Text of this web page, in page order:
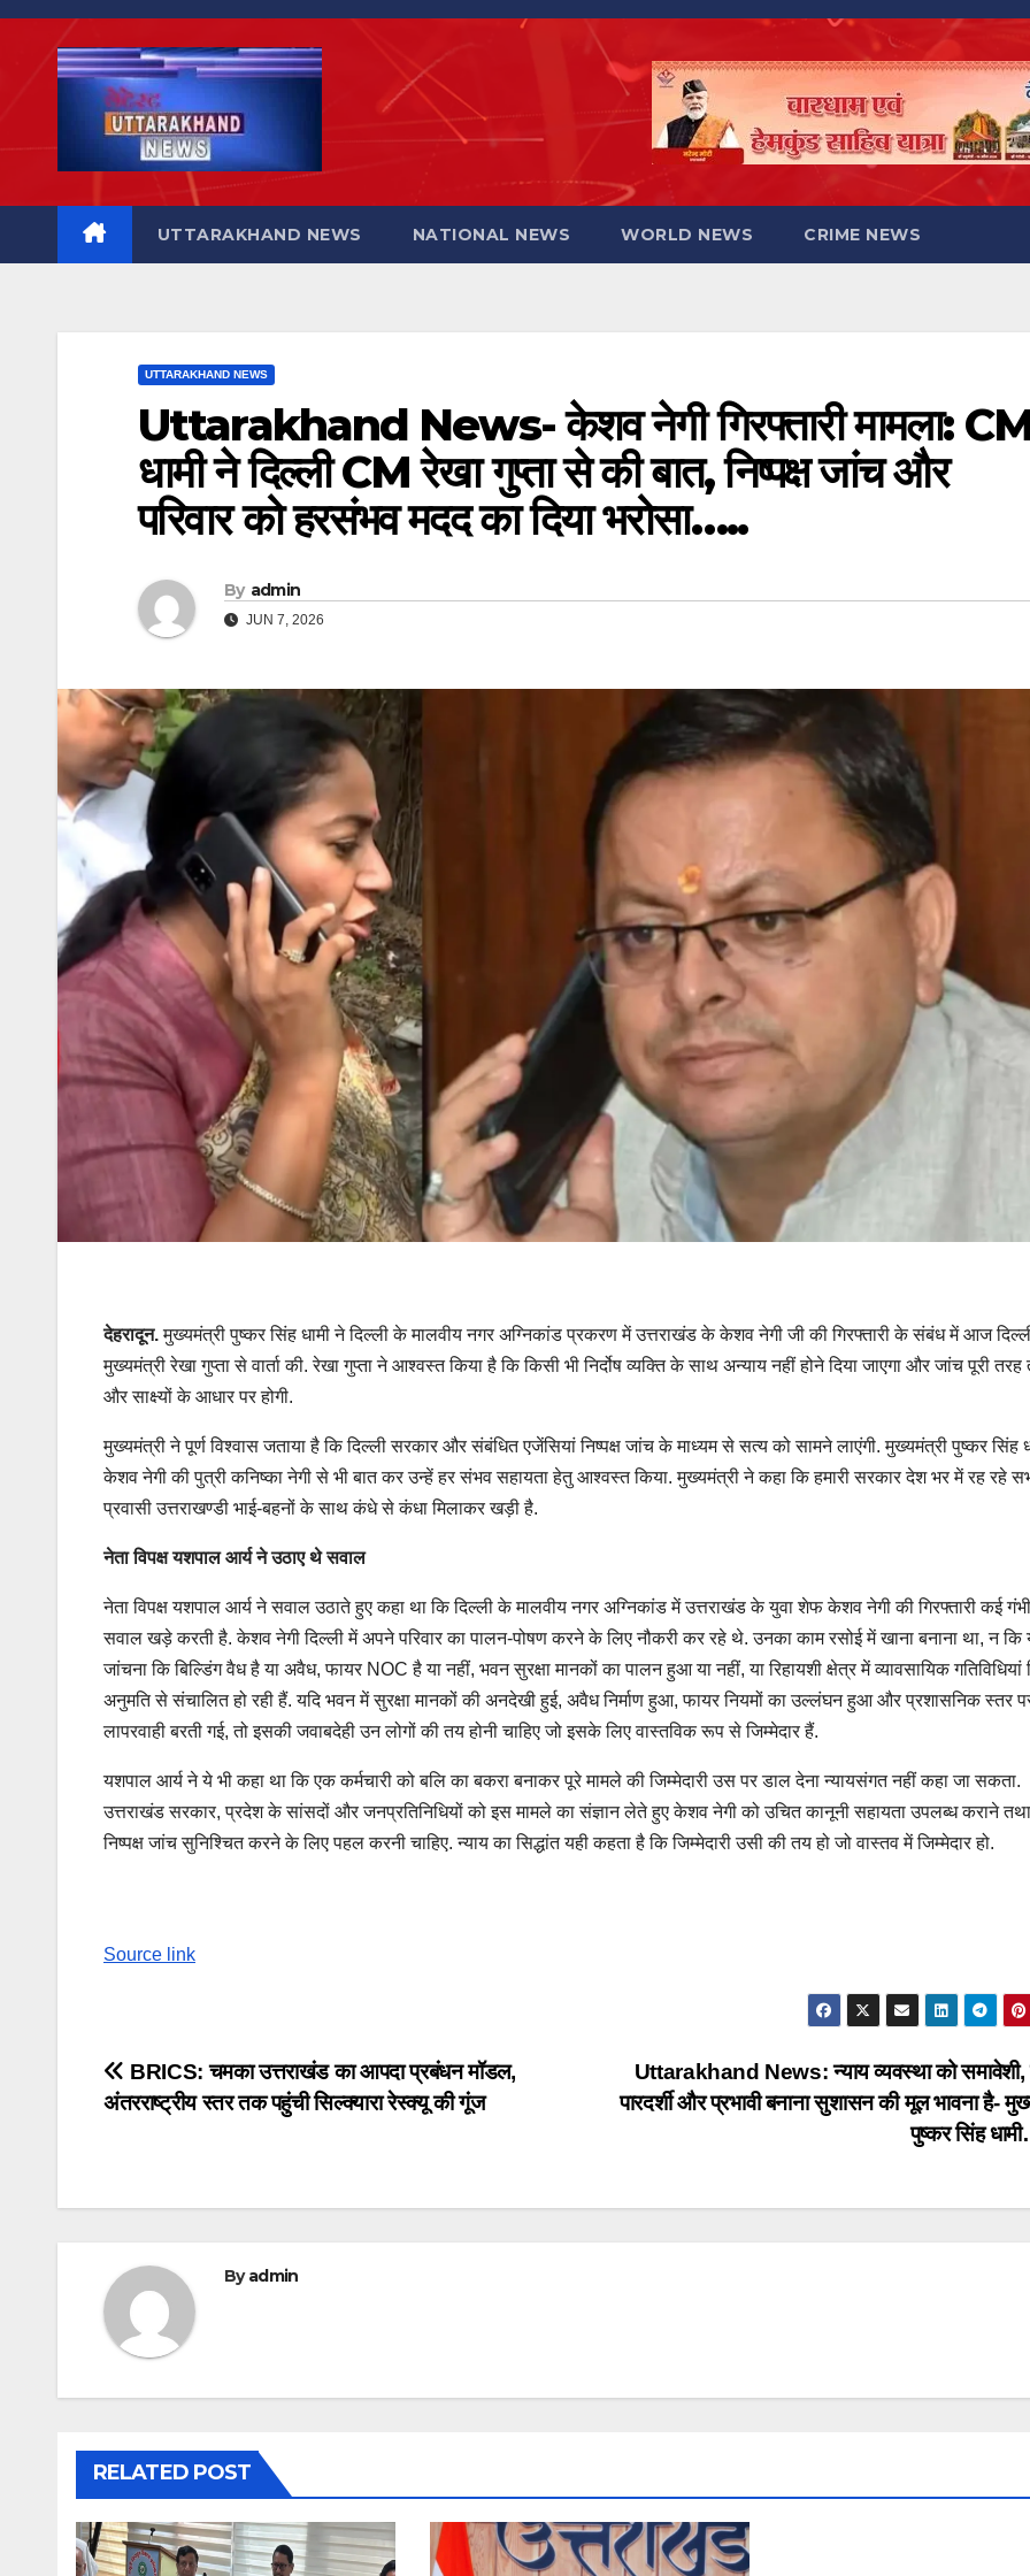
Skip
content
UTTARAKHAND NEWS NATIONAL NEWS WORLD NEWS CRIME NEWS
UTTARAKHAND NEWS
Uttarakhand News- केशव नेगी गिरफ्तारी मामला:
धामी ने दिल्ली CM रेखा गुप्ता से की बात, निष्पक्ष जांच और
परिवार को हरसंभव मदद का दिया भरोसा…..
By admin
JUN 7, 2026
देहरादून.मुख्यमंत्री पुष्कर सिंह धामी ने दिल्ली के मालवीय नगर अग्निकांड प्रकरण में उत्तराखंड के केशव नेगी जी की गिरफ्तारी के संबंध में आज
मुख्यमंत्री रेखा गुप्ता से वार्ता की. रेखा गुप्ता ने आश्वस्त किया है कि किसी भी निर्दोष व्यक्ति के साथ अन्याय नहीं होने दिया जाएगा और जांच पूरी तरह
और साक्ष्यों के आधार पर होगी.
मुख्यमंत्री ने पूर्ण विश्वास जताया है कि दिल्ली सरकार और संबंधित एजेंसियां निष्पक्ष जांच के माध्यम से सत्य को सामने लाएंगी. मुख्यमंत्री पुष्कर सिंह
केशव नेगी की पुत्री कनिष्का नेगी से भी बात कर उन्हें हर संभव सहायता हेतु आश्वस्त किया. मुख्यमंत्री ने कहा कि हमारी सरकार देश भर में रह रहे
प्रवासी उत्तराखण्डी भाई-बहनों के साथ कंधे से कंधा मिलाकर खड़ी है.
नेता विपक्ष यशपाल आर्य ने उठाए थे सवाल
नेता विपक्ष यशपाल आर्य ने सवाल उठाते हुए कहा था कि दिल्ली के मालवीय नगर अग्निकांड में उत्तराखंड के युवा शेफ केशव नेगी की गिरफ्तारी कई
सवाल खड़े करती है. केशव नेगी दिल्ली में अपने परिवार का पालन-पोषण करने के लिए नौकरी कर रहे थे. उनका काम रसोई में खाना बनाना था, न कि
जांचना कि बिल्डिंग वैध है या अवैध, फायर NOC है या नहीं, भवन सुरक्षा मानकों का पालन हुआ या नहीं, या रिहायशी क्षेत्र में व्यावसायिक
अनुमति से संचालित हो रही हैं. यदि भवन में सुरक्षा मानकों की अनदेखी हुई, अवैध निर्माण हुआ, फायर नियमों का उल्लंघन हुआ और प्रशासनिक स्तर
लापरवाही बरती गई, तो इसकी जवाबदेही उन लोगों की तय होनी चाहिए जो इसके लिए वास्तविक रूप से जिम्मेदार हैं.
यशपाल आर्य ने ये भी कहा था कि एक कर्मचारी को बलि का बकरा बनाकर पूरे मामले की जिम्मेदारी उस पर डाल देना न्यायसंगत नहीं कहा जा सकता.
उत्तराखंड सरकार, प्रदेश के सांसदों और जनप्रतिनिधियों को इस मामले का संज्ञान लेते हुए केशव नेगी को उचित कानूनी सहायता उपलब्ध कराने तथा
निष्पक्ष जांच सुनिश्चित करने के लिए पहल करनी चाहिए. न्याय का सिद्धांत यही कहता है कि जिम्मेदारी उसी की तय हो जो वास्तव में जिम्मेदार हो.
Source link
Post
navigation
Uttarakhand News: न्याय व्यवस्था को
पारदर्शी और प्रभावी बनाना सुशासन की मूल भावना है-
पुष्कर सिंह
BRICS: चमका उत्तराखंड का आपदा प्रबंधन मॉडल,
अंतरराष्ट्रीय स्तर तक पहुंची सिल्क्यारा रेस्क्यू की गूंज
Byadmin
RELATED POST